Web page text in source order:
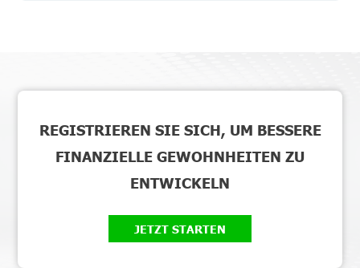
REGISTRIEREN SIE SICH, UM BESSERE
FINANZIELLE GEWOHNHEITEN ZU
ENTWICKELN
JETZT STARTEN